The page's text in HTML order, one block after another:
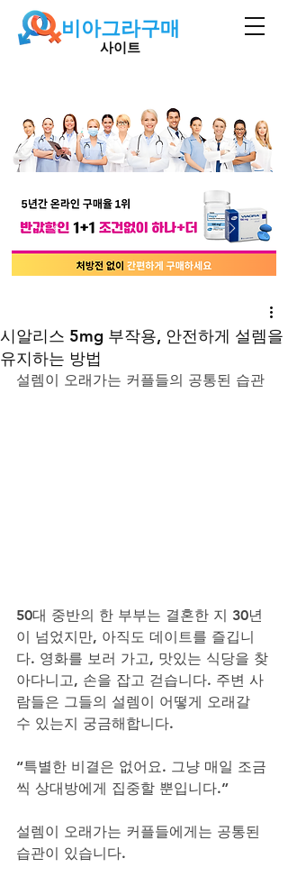
비아그라구매
사이트
시알리스 5mg 부작용, 안전하게 설렘을
유지하는 방법
설렘이 오래가는 커플들의 공통된 습관
50대 중반의 한 부부는 결혼한 지 30년
이 넘었지만, 아직도 데이트를 즐깁니
다. 영화를 보러 가고, 맛있는 식당을 찾
아다니고, 손을 잡고 걷습니다. 주변 사
람들은 그들의 설렘이 어떻게 오래갈
수 있는지 궁금해합니다.
“특별한 비결은 없어요. 그냥 매일 조금
씩 상대방에게 집중할 뿐입니다.”
설렘이 오래가는 커플들에게는 공통된
습관이 있습니다.